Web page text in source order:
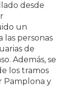
desde
un
las personas
de
Además, se
los tramos
Pamplona y